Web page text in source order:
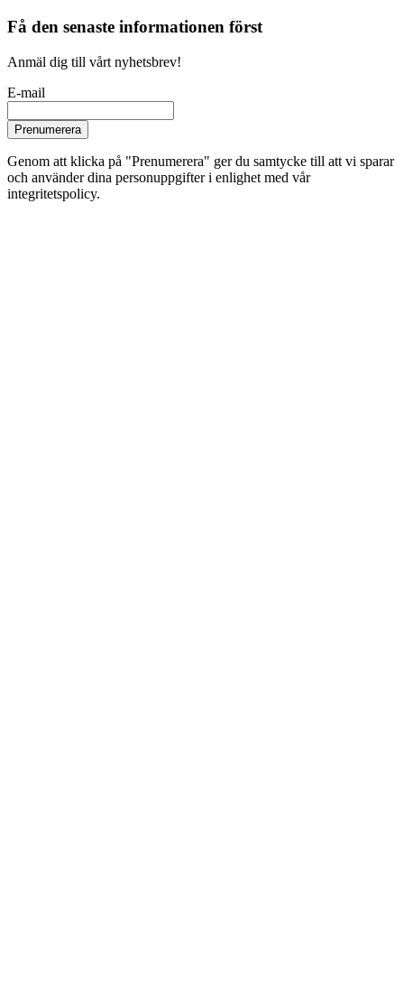
Få den senaste informationen först
Anmäl dig till vårt nyhetsbrev!
E-mail
Prenumerera
Genom att klicka på "Prenumerera" ger du samtycke till att vi sparar
och använder dina personuppgifter i enlighet med vår
integritetspolicy.